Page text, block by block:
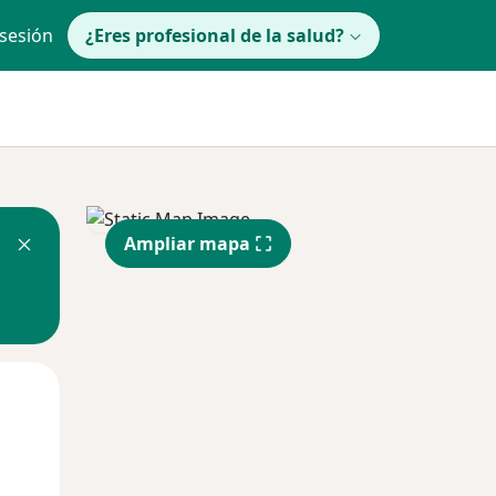
¿Eres profesional de la salud?
Ampliar mapa